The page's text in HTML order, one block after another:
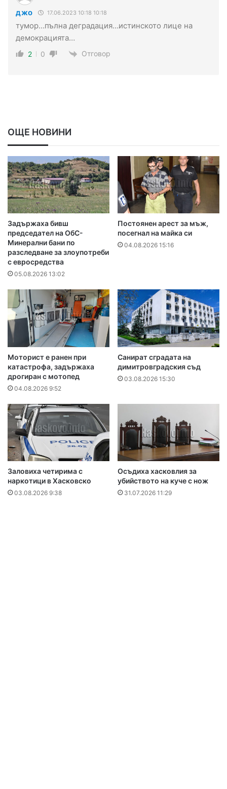
джо 17.06.2023 10:18 10:18
тумор…пълна деградация…истинското лице на
демокрацията…
2 0 Отговор
ОЩЕ НОВИНИ
Задържаха бивш
председател на ОбС-
Минерални бани по
разследване за злоупотреби
с евросредства
05.08.2026 13:02
Постоянен арест за мъж,
посегнал на майка си
04.08.2026 15:16
Моторист е ранен при
катастрофа, задържаха
дрогиран с мотопед
04.08.2026 9:52
Санират сградата на
димитровградския съд
03.08.2026 15:30
Заловиха четирима с
наркотици в Хасковско
03.08.2026 9:38
Осъдиха хасковлия за
убийството на куче с нож
31.07.2026 11:29